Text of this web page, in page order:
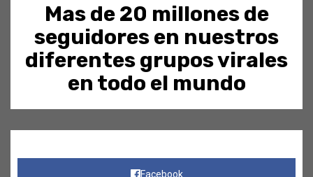
Mas de 20 millones de
seguidores en nuestros
diferentes grupos virales
en todo el mundo
Facebook